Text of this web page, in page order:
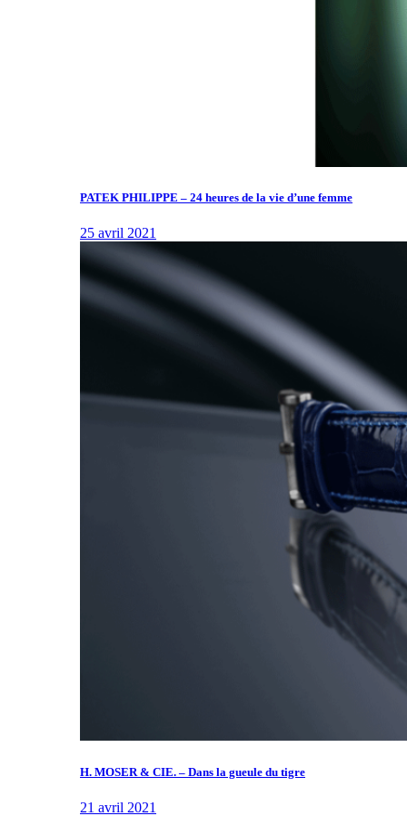
PATEK PHILIPPE – 24 heures de la vie d’une femme
25 avril 2021
H. MOSER & CIE. – Dans la gueule du tigre
21 avril 2021